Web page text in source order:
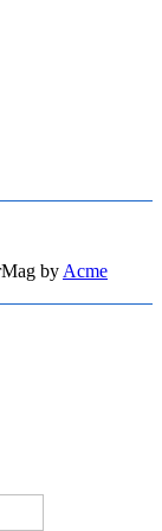
by Acme